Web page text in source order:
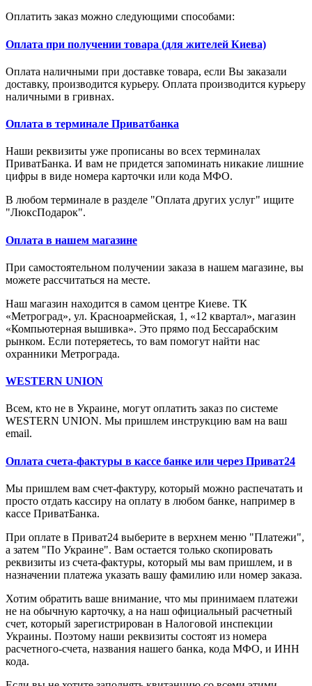
Оплатить заказ можно следующими способами:
Оплата при получении товара (для жителей Киева)
Оплата наличными при доставке товара, если Вы заказали
доставку, производится курьеру. Оплата производится курьеру
наличными в гривнах.
Оплата в терминале Приватбанка
Наши реквизиты уже прописаны во всех терминалах
ПриватБанка. И вам не придется запоминать никакие лишние
цифры в виде номера карточки или кода МФО.
В любом терминале в разделе "Оплата других услуг" ищите
"ЛюксПодарок".
Оплата в нашем магазине
При самостоятельном получении заказа в нашем магазине, вы
можете рассчитаться на месте.
Наш магазин находится в самом центре Киеве. ТК
«Метроград», ул. Красноармейская, 1, «12 квартал», магазин
«Компьютерная вышивка». Это прямо под Бессарабским
рынком. Если потеряетесь, то вам помогут найти нас
охранники Метрограда.
WESTERN UNION
Всем, кто не в Украине, могут оплатить заказ по системе
WESTERN UNION. Мы пришлем инструкцию вам на ваш
email.
Оплата счета-фактуры в кассе банке или через Приват24
Мы пришлем вам счет-фактуру, который можно распечатать и
просто отдать кассиру на оплату в любом банке, например в
кассе ПриватБанка.
При оплате в Приват24 выберите в верхнем меню "Платежи",
а затем "По Украине". Вам остается только скопировать
реквизиты из счета-фактуры, который мы вам пришлем, и в
назначении платежа указать вашу фамилию или номер заказа.
Хотим обратить ваше внимание, что мы принимаем платежи
не на обычную карточку, а на наш официальный расчетный
счет, который зарегистрирован в Налоговой инспекции
Украины. Поэтому наши реквизиты состоят из номера
расчетного-счета, названия нашего банка, кода МФО, и ИНН
кода.